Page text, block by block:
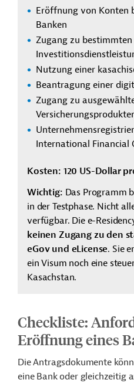
Eröffnung von Konten
Banken
Zugang zu
Nutzung einer
Beantragung einer
Zugang zu
International Financial
Kosten: 120 US-Dollar
Wichtig: Das Programm
in der Testphase. Nicht
verfügbar. Die e-
keinen Zugang zu den
eGov und eLicense. Sie
ein Visum noch eine
Kasachstan.
Checkliste:
Eröffnung eines
Die Antragsdokumente
eine Bank oder gleichzeitig